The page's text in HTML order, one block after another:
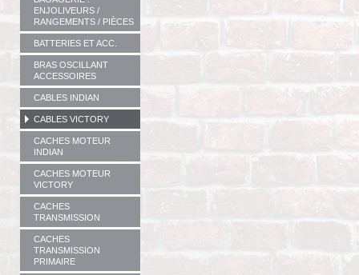
ENJOLIVEURS /
RANGEMENTS / PIÈCES
BATTERIES ET ACC.
BRAS OSCILLANT
ACCESSOIRES
CABLES INDIAN
CABLES VICTORY
CACHES MOTEUR
INDIAN
CACHES MOTEUR
VICTORY
CACHES
TRANSMISSION
CACHES
TRANSMISSION
PRIMAIRE